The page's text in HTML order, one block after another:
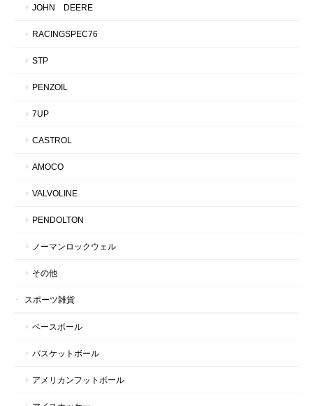
JOHN DEERE
RACINGSPEC76
STP
PENZOIL
7UP
CASTROL
AMOCO
VALVOLINE
PENDOLTON
ノーマンロックウェル
その他
スポーツ雑貨
ベースボール
バスケットボール
アメリカンフットボール